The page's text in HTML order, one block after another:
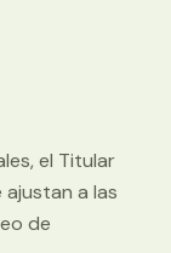
el Titular
a las
de